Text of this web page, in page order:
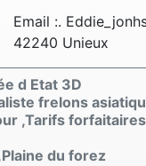
Email :.
42240 Unieux
d Etat 3D
frelons
,Tarifs
du forez